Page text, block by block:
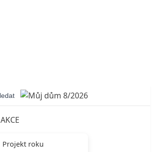
AKCE
Projekt roku